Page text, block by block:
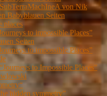
von Nik
Babyblauen Seiten
places
to impossible Places”
Seiten
to impossible Places”
to Impossible Places”
hidden symmetry”